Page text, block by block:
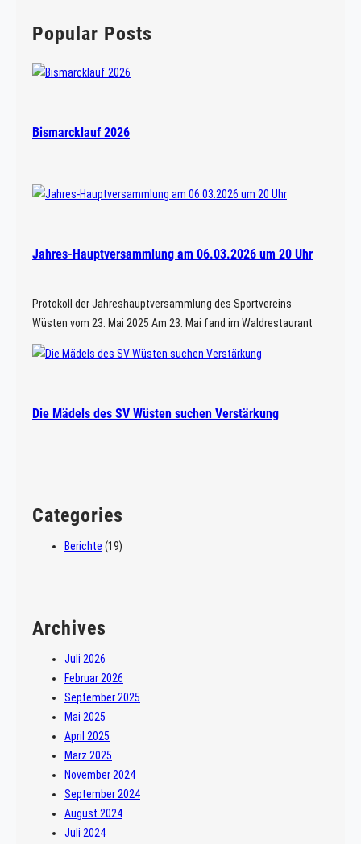
c
hPopular Posts
Bismarcklauf 2026
Jahres-Hauptversammlung am 06.03.2026 um 20 Uhr
Protokoll der Jahreshauptversammlung des Sportvereins
Wüsten vom 23. Mai 2025 Am 23. Mai fand im Waldrestaurant
„Zur Loose“ die Jahreshauptversammlung des SV Wüsten e.V.
statt. Alle Mitglieder wurden schriftlich und […]
Die Mädels des SV Wüsten suchen Verstärkung
Categories
Berichte (19)
Archives
Juli 2026
Februar 2026
September 2025
Mai 2025
April 2025
März 2025
November 2024
September 2024
August 2024
Juli 2024